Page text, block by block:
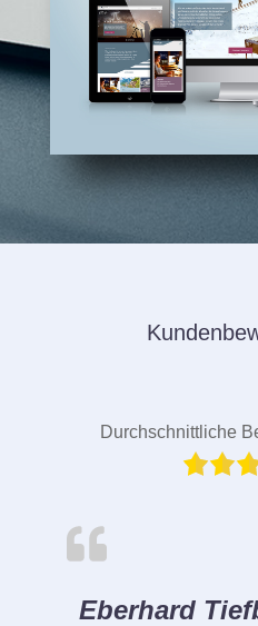
Durchschnittliche
Eberhard